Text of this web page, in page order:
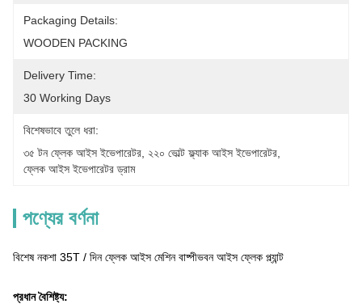
Packaging Details:
WOODEN PACKING
Delivery Time:
30 Working Days
বিশেষভাবে তুলে ধরা:
৩৫ টন ফ্লেক আইস ইভেপারেটর ২২০ ভোল্ট ফ্ল্যাক আইস ইভেপারেটর
ফ্লেক আইস ইভেপারেটর ড্রাম
পণ্যের বর্ণনা
বিশেষ নকশা 35T / দিন ফ্লেক আইস মেশিন বাষ্পীভবন আইস ফ্লেক প্ল্যান্ট
প্রধান বৈশিষ্ট্য: